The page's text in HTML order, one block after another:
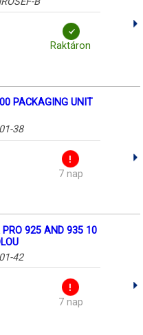
Raktáron
PACKAGING UNIT
38
7 nap
PRO 925 AND 935 10
42
7 nap